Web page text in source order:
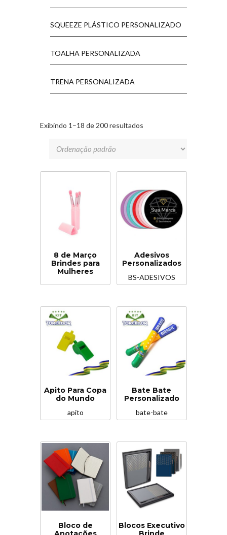
SQUEEZE PLÁSTICO PERSONALIZADO
TOALHA PERSONALIZADA
TRENA PERSONALIZADA
Exibindo 1–18 de 200 resultados
8 de Março
Brindes para
Mulheres
Adesivos
Personalizados
BS-ADESIVOS
Apito Para Copa
do Mundo
apito
Bate Bate
Personalizado
bate-bate
Bloco de
Blocos Executivo